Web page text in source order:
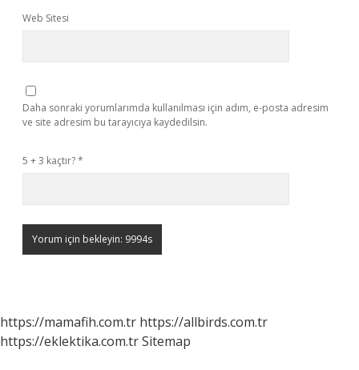
Web Sitesi
Daha sonraki yorumlarımda kullanılması için adım, e-posta adresim
ve site adresim bu tarayıcıya kaydedilsin.
5 + 3 kaçtır?*
https://mamafih.com.tr https://allbirds.com.tr
https://eklektika.com.trSitemap